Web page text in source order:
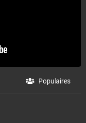
Populaires